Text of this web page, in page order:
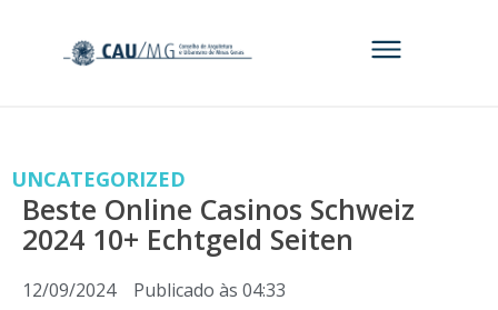
UNCATEGORIZED
Beste Online Casinos Schweiz
2024 10+ Echtgeld Seiten
12/09/2024 Publicado às 04:33